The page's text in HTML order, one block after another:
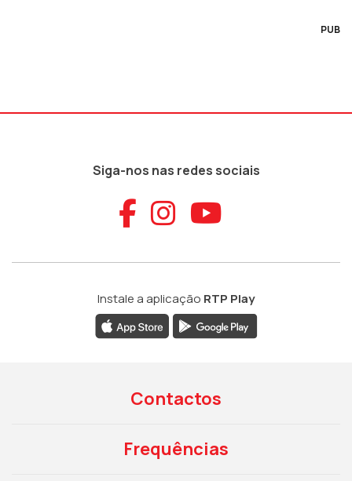
PUB
Siga-nos nas redes sociais
Aceder ao
Aceder ao
Aceder
Instale a aplicação RTP Play
Contactos
Frequências